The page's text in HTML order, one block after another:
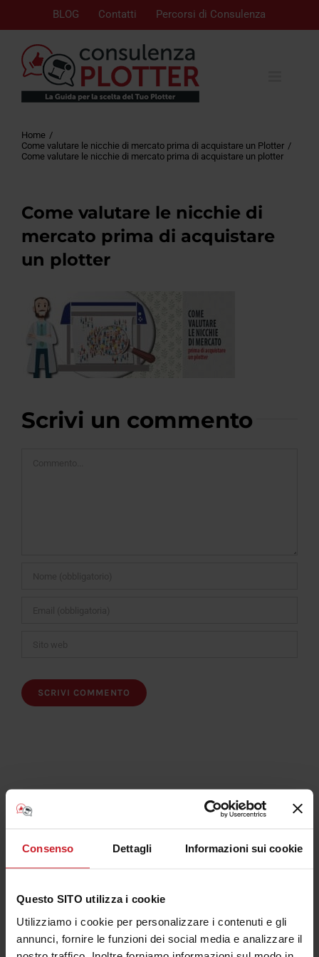
Consenso Dettagli Informazioni sui cookie
Questo SITO utilizza i cookie
Utilizziamo i cookie per personalizzare i contenuti e gli
annunci, fornire le funzioni dei social media e analizzare il
BLOG Contatti Percorsi di Consulenza
Home
Come valutare le nicchie di mercato prima di acquistare un Plotter
Come valutare le nicchie di mercato prima di acquistare un plotter
Come valutare le nicchie di
mercato prima di acquistare
un plotter
Scrivi un commento
Articolo più letti